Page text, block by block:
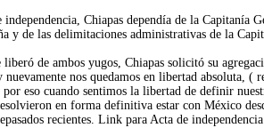
Chiapas dependía de la
y de las delimitaciones administrativas de la
liberó de ambos yugos, Chiapas solicitó su
nuevamente nos quedamos en libertad absoluta,
por eso cuando sentimos la libertad de definir
en forma definitiva estar con México
recientes. Link para Acta de